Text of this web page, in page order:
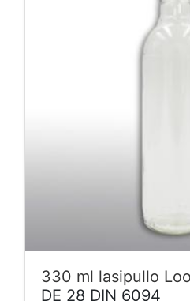
330 ml lasipullo
DE 28 DIN 6094